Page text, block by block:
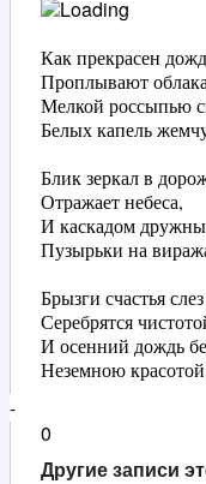
Как прекрасен
Проплывают
Мелкой россыпью
Белых капель
Блик зеркал в
Отражает небеса,
И каскадом
Пузырьки на
Брызги счастья
Серебрятся
И осенний дождь
Неземною
-
0
Другие записи